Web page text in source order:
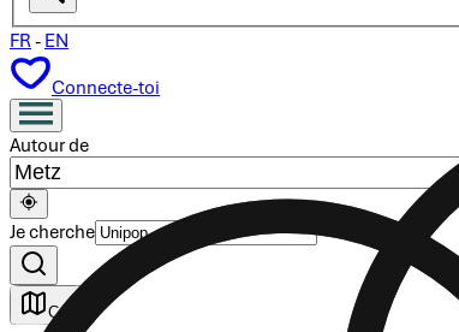
FR - EN
Connecte-toi
Autour de
Je cherche
Carte